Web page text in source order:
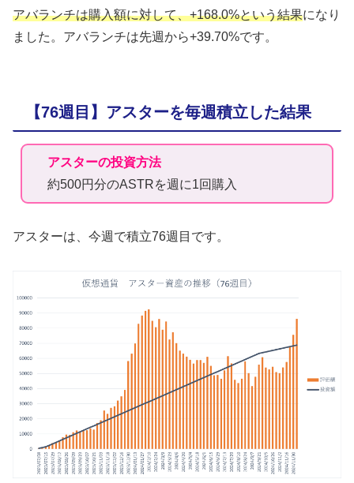
アバランチは購入額に対して、+168.0%という結果になり
ました。アバランチは先週から+39.70%です。
【76週目】アスターを毎週積立した結果
アスターの投資方法
約500円分のASTRを週に1回購入
アスターは、今週で積立76週目です。